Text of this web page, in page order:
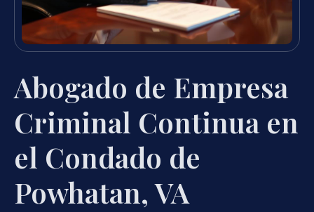
Abogado de Empresa
Criminal Continua en
el Condado de
Powhatan, VA